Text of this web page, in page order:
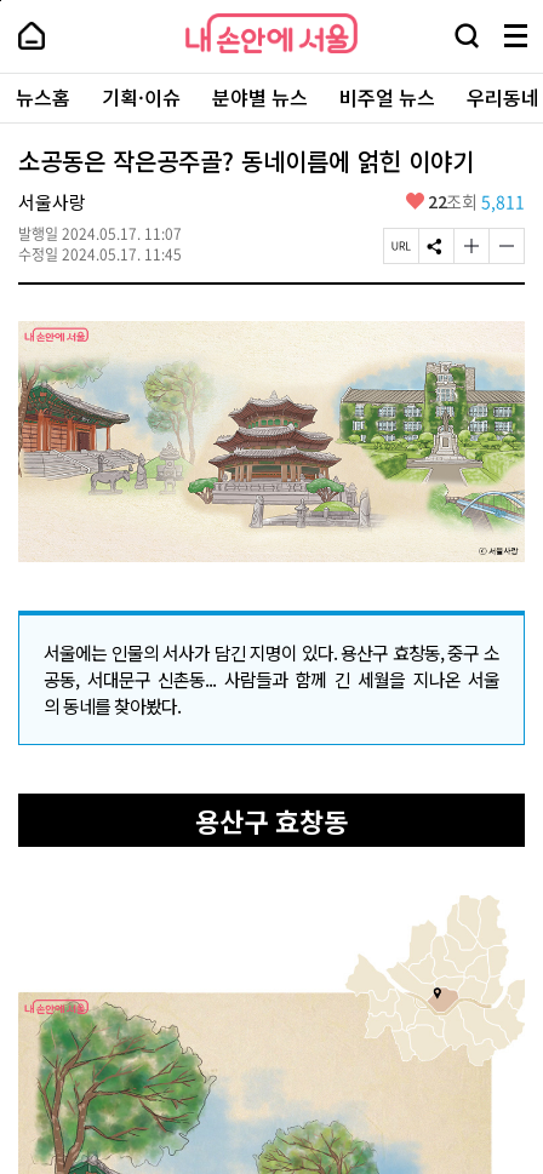
본
로
가
내
손
안
에
서
울
-
서
울
시
대
표
소
포
털
내
손
에
울
검
창
열
기
메
뉴
전
체
보
주
요
서
뉴스홈 기획·이슈 분야별 뉴스 비주얼 뉴스 우리동
소공동은 작은공주골? 동네이름에 얽힌 이야기
서울사랑
발행일 2024.05.17. 11:07
수정일 2024.05.17. 11:45
좋
요
22조회 5,811
페
이
U
R
L
복
사
S
N
공
유
하
기
글
자
기
크
게
변
경
하
기
글
자
기
작
게
변
경
하
기
서울에는 인물의 서사가 담긴 지명이 있다. 용산구 효창동, 중구 소
공동, 서대문구 신촌동... 사람들과 함께 긴 세월을 지나온 서울
의 동네를 찾아봤다.
용산구 효창동
페
상
단
로